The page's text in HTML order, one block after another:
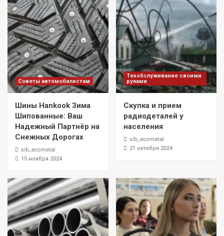
Советы автомобилистам
Шины Hankook Зима
Шипованные: Ваш
Надежный Партнёр на
Снежных Дорогах
sib_ecometal
15 ноября 2024
Техобслуживание своими
руками
Скупка и прием
радиодеталей у
населения
sib_ecometal
21 октября 2024